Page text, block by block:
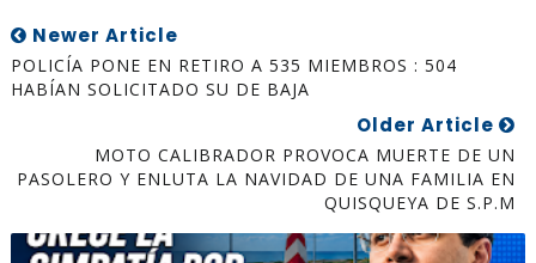
Newer Article
POLICÍA PONE EN RETIRO A 535 MIEMBROS : 504
HABÍAN SOLICITADO SU DE BAJA
Older Article
MOTO CALIBRADOR PROVOCA MUERTE DE UN
PASOLERO Y ENLUTA LA NAVIDAD DE UNA FAMILIA EN
QUISQUEYA DE S.P.M